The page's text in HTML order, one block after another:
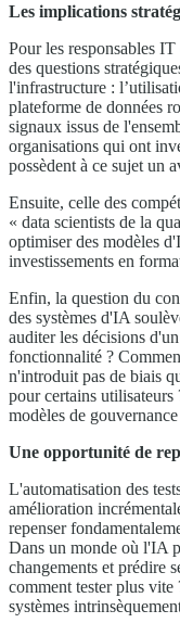
Les implications
Pour les responsables
des questions
l'infrastructure :
plateforme de données
signaux issus de
organisations qui ont
possèdent à ce sujet un
Ensuite, celle des
« data scientists de la
optimiser des modèles
investissements en
Enfin, la question du
des systèmes d'IA
auditer les décisions
fonctionnalité ?
n'introduit pas de biais
pour certains utilisateurs
modèles de
Une opportunité de
L'automatisation des
amélioration
repenser
Dans un monde où l'IA
changements et prédire
comment tester plus vite
systèmes